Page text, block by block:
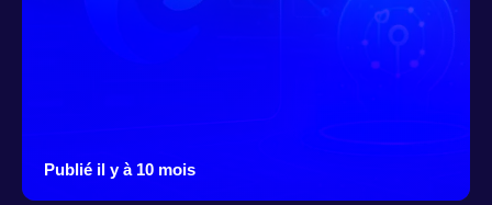
Publié il y à 10 mois